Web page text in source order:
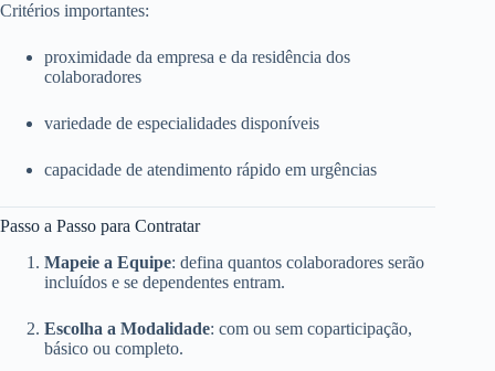
Critérios importantes:
proximidade da empresa e da residência dos
colaboradores
variedade de especialidades disponíveis
capacidade de atendimento rápido em urgências
Passo a Passo para Contratar
Mapeie a Equipe: defina quantos colaboradores serão
incluídos e se dependentes entram.
Escolha a Modalidade: com ou sem coparticipação,
básico ou completo.